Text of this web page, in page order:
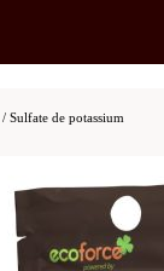
/ Sulfate de potassium